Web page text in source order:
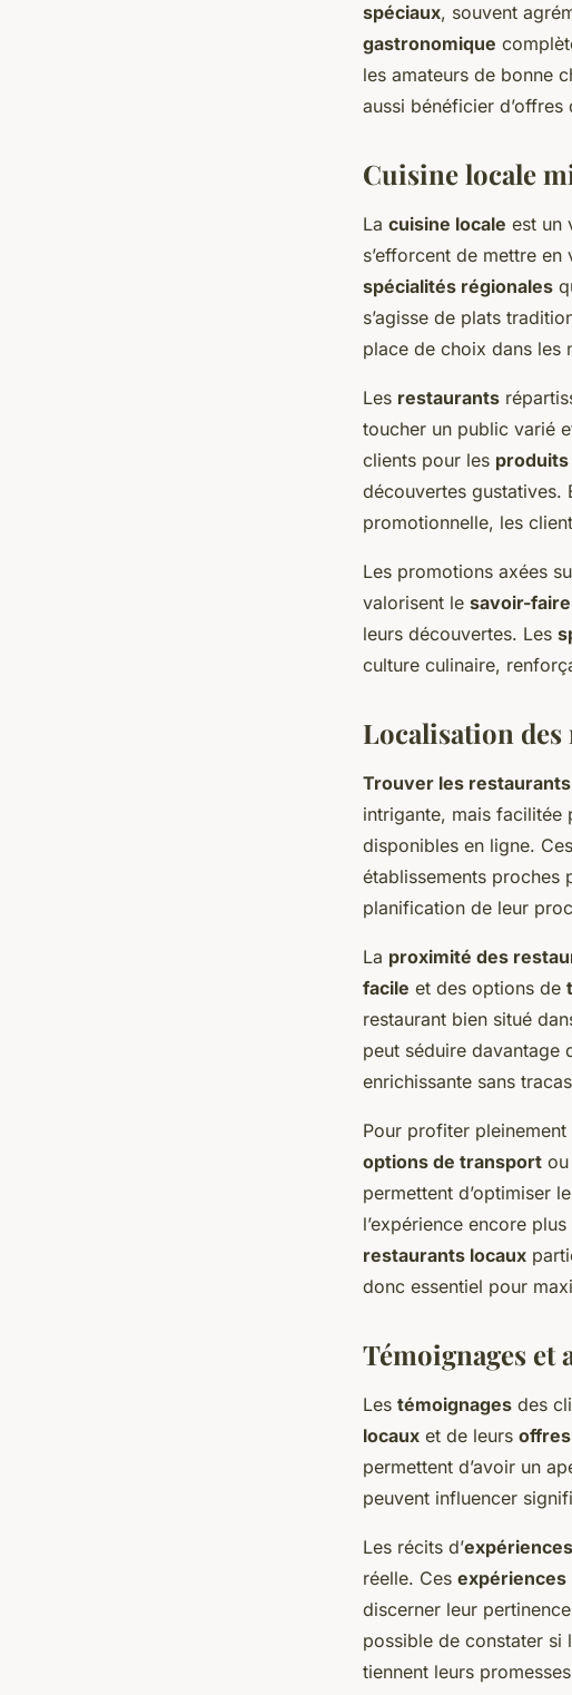
spéciaux, souvent
gastronomique
les amateurs de bonne
aussi bénéficier
Cuisine locale
La cuisine locale est un
s’efforcent de mettre
spécialités régionales
s’agisse de plats
place de choix dans les
Les restaurants
toucher un public varié
clients pour les
découvertes gustatives.
promotionnelle, les
Les promotions axées
valorisent le savoir-faire
leurs découvertes. Les
culture culinaire,
Localisation
Trouver les
intrigante, mais facilitée
disponibles en ligne.
établissements proches
planification de leur
La proximité des
facile et des options de
restaurant bien situé
peut séduire davantage
enrichissante sans
Pour profiter pleinement
options de transport
permettent d’optimiser
l’expérience encore
restaurants locaux
donc essentiel pour
Témoignages et
Les témoignages des
locaux et de leurs
permettent d’avoir un
peuvent influencer
Les récits d’
réelle. Ces expériences
discerner leur
possible de constater si
tiennent leurs